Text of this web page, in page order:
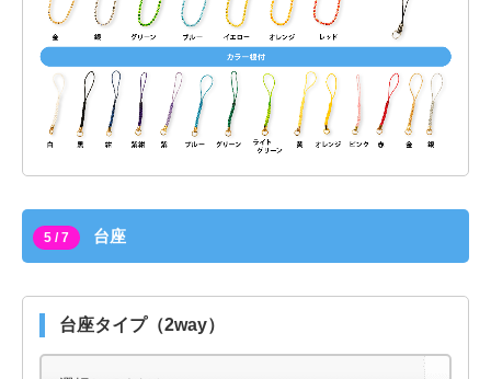
5 / 7 台座
台座タイプ（2way）